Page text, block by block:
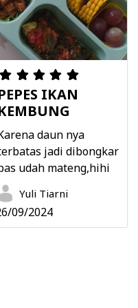
IKAN
daun nya
jadi dibongkar
udah mateng,hihi
Yuli Tiarni
09/2024